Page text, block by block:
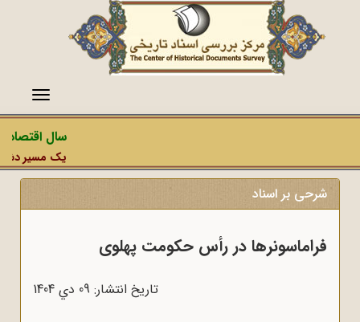
منو
سال
یک مسیر
شرحی بر اسناد
فراماسونرها در رأس حکومت پهلوی
تاریخ انتشار: 09 دي 1404